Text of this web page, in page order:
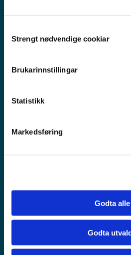
Selection
Strengt nødvendige cookiar
Brukarinnstillingar
Statistikk
Markedsføring
Godta alle
Godta